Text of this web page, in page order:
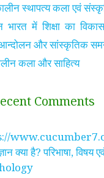
के रहस्मयी
सुनीता
भारतीय
यात्री
स्थापत्य कला एवं
भारत में शिक्षा का विकास
और सांस्कृतिक
कला और साहित्य
Comments
क्या है? परिभाषा, विषय